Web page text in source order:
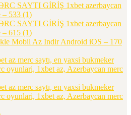
SAYTI GİRİŞ 1xbet azerbaycan
– 533 (1)
SAYTI GİRİŞ 1xbet azerbaycan
– 615 (1)
Mobil Az Indir Android iOS – 170
az merc saytı, en yaxsi bukmeker
oyunlari, 1xbet az, Azerbaycan merc
az merc saytı, en yaxsi bukmeker
oyunlari, 1xbet az, Azerbaycan merc